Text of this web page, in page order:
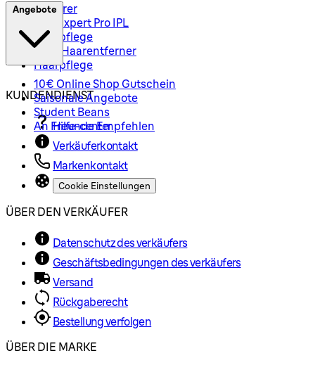
Epilierer
Silk-Expert Pro IPL
Hautpflege
Mini-Haarentferner
Haarpflege
Angebote
10€ Online Shop Gutschein
Saisonale Angebote
Student Beans
An Freunde Empfehlen
KUNDENDIENST
Hilfe-center
Verkäuferkontakt
Markenkontakt
Cookie Einstellungen
ÜBER DEN VERKÄUFER
Datenschutz des verkäufers
Geschäftsbedingungen des verkäufers
Versand
Rückgaberecht
Bestellung verfolgen
ÜBER DIE MARKE